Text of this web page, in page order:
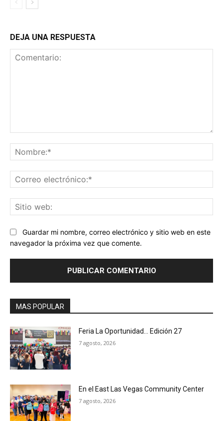
DEJA UNA RESPUESTA
Guardar mi nombre, correo electrónico y sitio web en este
navegador la próxima vez que comente.
MAS POPULAR
Feria La Oportunidad… Edición 27
7 agosto, 2026
En el East Las Vegas Community Center
7 agosto, 2026